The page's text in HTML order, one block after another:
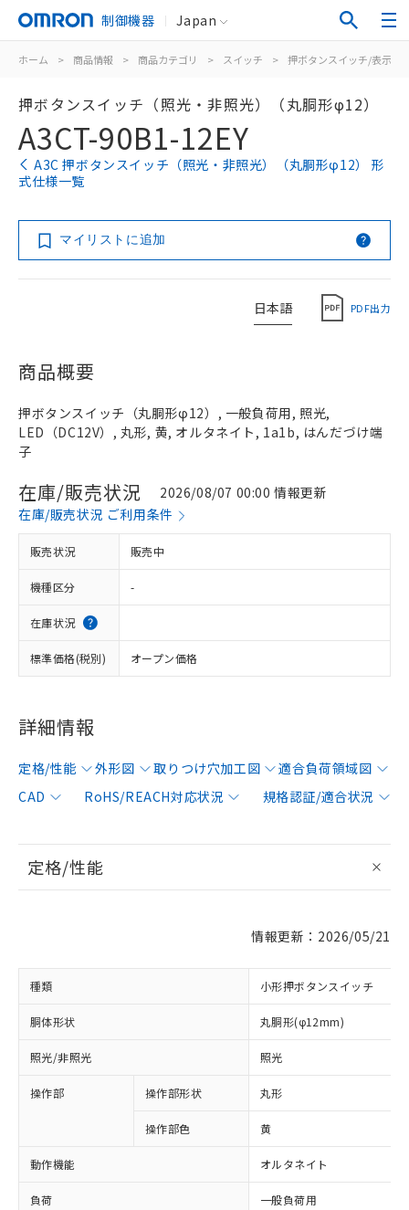
制御機器 Japan
ホーム > 商品情報 > 商品カテゴリ > スイッチ > 押ボタンスイッチ/表示灯
押ボタンスイッチ（照光・非照光）（丸胴形φ12）
A3CT-90B1-12EY
A3C 押ボタンスイッチ（照光・非照光）（丸胴形φ12） 形
式仕様一覧
マイリストに追加
日本語 PDF出力
商品概要
押ボタンスイッチ（丸胴形φ12）, 一般負荷用, 照光,
LED（DC12V）, 丸形, 黄, オルタネイト, 1a1b, はんだづけ端
子
在庫/販売状況
2026/08/07 00:00 情報更新
在庫/販売状況 ご利用条件
販売状況 販売中
機種区分 -
在庫状況
標準価格(税別) オープン価格
詳細情報
定格/性能 外形図 取りつけ穴加工図
適合負荷領域図
CAD
RoHS/REACH対応状況 規格認証/適合状況
定格/性能
情報更新：2026/05/21
種類 小形押ボタンスイッチ
胴体形状 丸胴形(φ12mm)
照光/非照光 照光
操作部 操作部形状 丸形
操作部色 黄
動作機能 オルタネイト
負荷 一般負荷用